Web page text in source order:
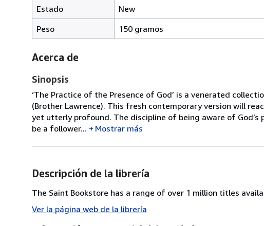
Estado
New
Peso
150 gramos
Acerca de
Sinopsis
‘The Practice of the Presence of God’ is a venerated
(Brother Lawrence). This fresh contemporary version will
yet utterly profound. The discipline of being aware of
be a follower...
Mostrar más
Descripción de la librería
The Saint Bookstore has a range of over 1 million titles
Ver la página web de la librería